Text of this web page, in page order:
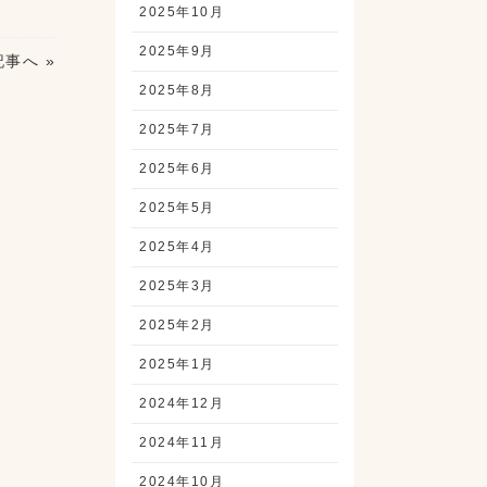
事へ »
2025年10月
2025年9月
2025年8月
2025年7月
2025年6月
2025年5月
2025年4月
2025年3月
2025年2月
2025年1月
2024年12月
2024年11月
2024年10月